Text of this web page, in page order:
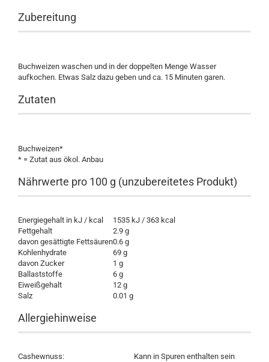
Zubereitung
Buchweizen waschen und in der doppelten Menge Wasser
aufkochen. Etwas Salz dazu geben und ca. 15 Minuten garen.
Zutaten
Buchweizen*
* = Zutat aus ökol. Anbau
Nährwerte pro 100 g (unzubereitetes Produkt)
Energiegehalt in kJ / kcal
1535 kJ / 363 kcal
Fettgehalt
2.9 g
davon gesättigte Fettsäuren0.6 g
Kohlenhydrate
69 g
davon Zucker
1 g
Ballaststoffe
6 g
Eiweißgehalt
12 g
Salz
0.01 g
Allergiehinweise
Cashewnuss:
Kann in Spuren enthalten sein